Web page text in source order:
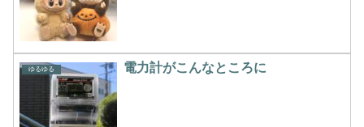
ゆるゆる 電力計がこんなところに